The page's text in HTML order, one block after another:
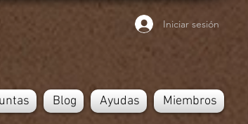
Iniciar sesión
Blog Ayudas Miembros